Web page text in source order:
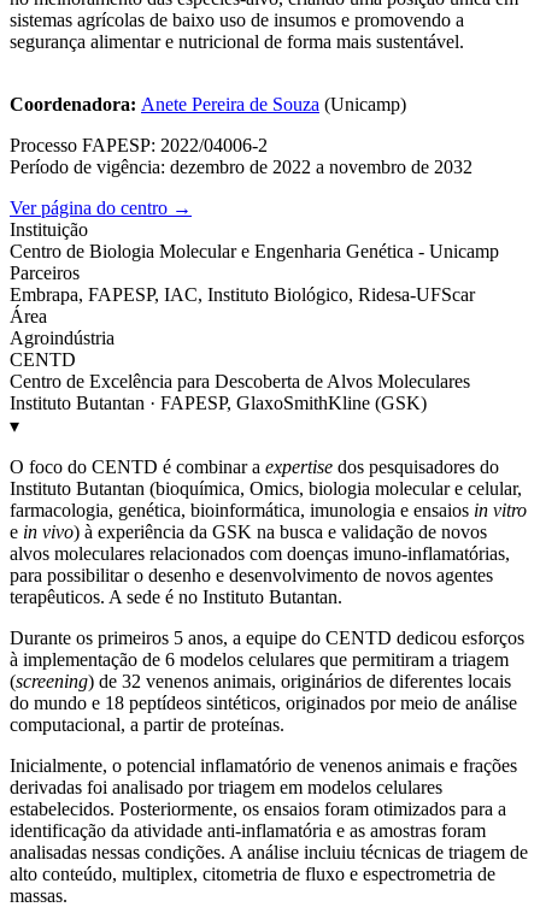
sistemas agrícolas de baixo uso de insumos e promovendo a
segurança alimentar e nutricional de forma mais sustentável.
Coordenadora: Anete Pereira de Souza (Unicamp)
Processo FAPESP: 2022/04006-2
Período de vigência: dezembro de 2022 a novembro de 2032
Ver página do centro →
Instituição
Centro de Biologia Molecular e Engenharia Genética - Unicamp
Parceiros
Embrapa, FAPESP, IAC, Instituto Biológico, Ridesa-UFScar
Área
Agroindústria
CENTD
Centro de Excelência para Descoberta de Alvos Moleculares
Instituto Butantan · FAPESP, GlaxoSmithKline (GSK)
▾
O foco do CENTD é combinar a expertise dos pesquisadores do
Instituto Butantan (bioquímica, Omics, biologia molecular e celular,
farmacologia, genética, bioinformática, imunologia e ensaios in vitro
e in vivo) à experiência da GSK na busca e validação de novos
alvos moleculares relacionados com doenças imuno-inflamatórias,
para possibilitar o desenho e desenvolvimento de novos agentes
terapêuticos. A sede é no Instituto Butantan.
Durante os primeiros 5 anos, a equipe do CENTD dedicou esforços
à implementação de 6 modelos celulares que permitiram a triagem
(screening) de 32 venenos animais, originários de diferentes locais
do mundo e 18 peptídeos sintéticos, originados por meio de análise
computacional, a partir de proteínas.
Inicialmente, o potencial inflamatório de venenos animais e frações
derivadas foi analisado por triagem em modelos celulares
estabelecidos. Posteriormente, os ensaios foram otimizados para a
identificação da atividade anti-inflamatória e as amostras foram
analisadas nessas condições. A análise incluiu técnicas de triagem de
alto conteúdo, multiplex, citometria de fluxo e espectrometria de
massas.